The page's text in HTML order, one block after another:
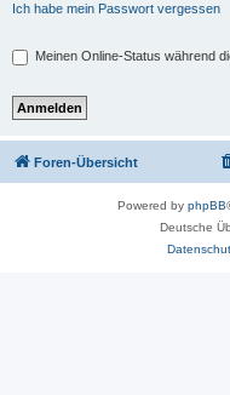
Ich habe mein Passwort vergessen
Meinen Online-Status während
Foren-Übersicht
Powered by phpBB
Deutsche